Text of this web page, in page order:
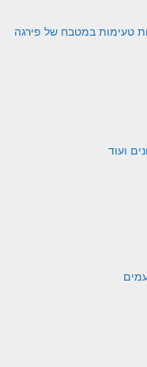
טעימות במטבח של פירגה
ועוד